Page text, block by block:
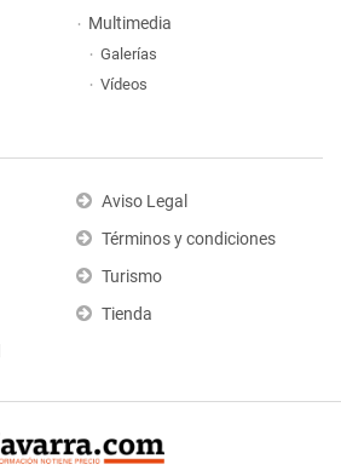
Multimedia
Galerías
Vídeos
Aviso Legal
Términos y condiciones
Turismo
Tienda